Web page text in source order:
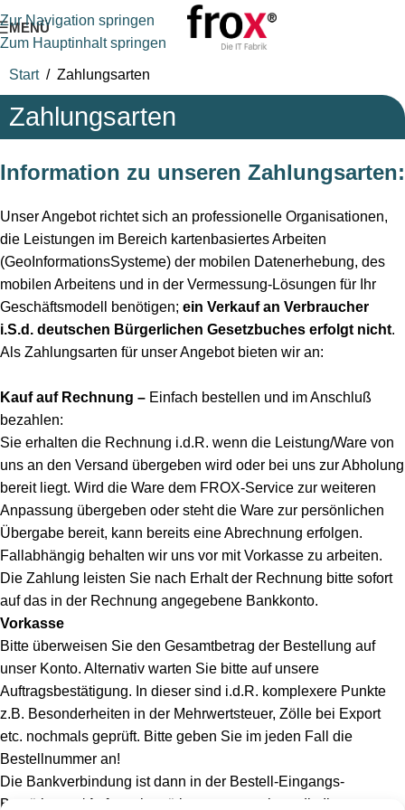
Zur Navigation springen
Zum Hauptinhalt springen
MENÜ
Start / Zahlungsarten
Zahlungsarten
Information zu unseren Zahlungsarten:
Unser Angebot richtet sich an professionelle Organisationen,
die Leistungen im Bereich kartenbasiertes Arbeiten
(GeoInformationsSysteme) der mobilen Datenerhebung, des
mobilen Arbeitens und in der Vermessung-Lösungen für Ihr
Geschäftsmodell benötigen; ein Verkauf an Verbraucher
i.S.d. deutschen Bürgerlichen Gesetzbuches erfolgt nicht.
Als Zahlungsarten für unser Angebot bieten wir an:
Kauf auf Rechnung – Einfach bestellen und im Anschluß
bezahlen:
Sie erhalten die Rechnung i.d.R. wenn die Leistung/Ware von
uns an den Versand übergeben wird oder bei uns zur Abholung
bereit liegt. Wird die Ware dem FROX-Service zur weiteren
Anpassung übergeben oder steht die Ware zur persönlichen
Übergabe bereit, kann bereits eine Abrechnung erfolgen.
Fallabhängig behalten wir uns vor mit Vorkasse zu arbeiten.
Die Zahlung leisten Sie nach Erhalt der Rechnung bitte sofort
auf das in der Rechnung angegebene Bankkonto.
Vorkasse
Bitte überweisen Sie den Gesamtbetrag der Bestellung auf
unser Konto. Alternativ warten Sie bitte auf unsere
Auftragsbestätigung. In dieser sind i.d.R. komplexere Punkte
z.B. Besonderheiten in der Mehrwertsteuer, Zölle bei Export
etc. nochmals geprüft. Bitte geben Sie im jeden Fall die
Bestellnummer an!
Die Bankverbindung ist dann in der Bestell-Eingangs-
Bestätigung / Auftragsbestätigung angegeben, die Ihnen per